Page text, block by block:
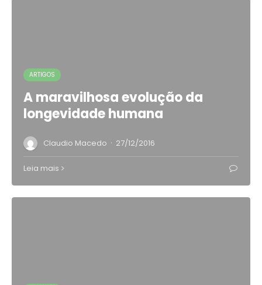
ARTIGOS
A maravilhosa evolução da
longevidade humana
Claudio Macedo · 27/12/2016
Leia mais